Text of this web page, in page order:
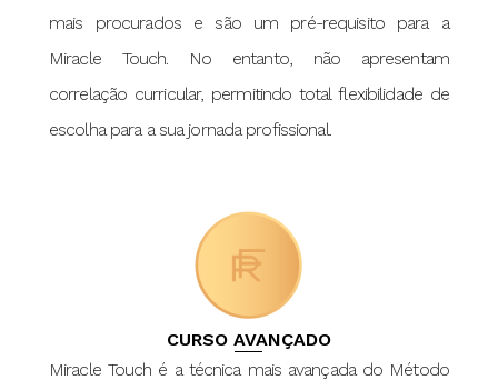
mais procurados e são um pré-requisito para a
Miracle Touch. No entanto, não apresentam
correlação curricular, permitindo total flexibilidade de
escolha para a sua jornada profissional.
CURSO AVANÇADO
Miracle Touch é a técnica mais avançada do Método